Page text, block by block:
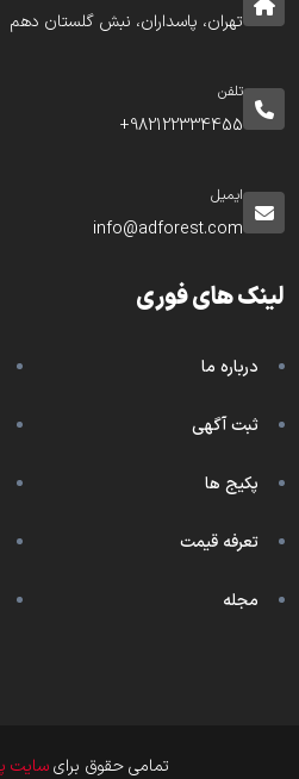
تهران، پاسداران، نبش گلستان دهم
تلفن
982122334455+
ایمیل
info@adforest.com
لینک های فوری
درباره ما
ثبت آگهی
پکیج ها
تعرفه قیمت
مجله
تمامی حقوق برایسایت